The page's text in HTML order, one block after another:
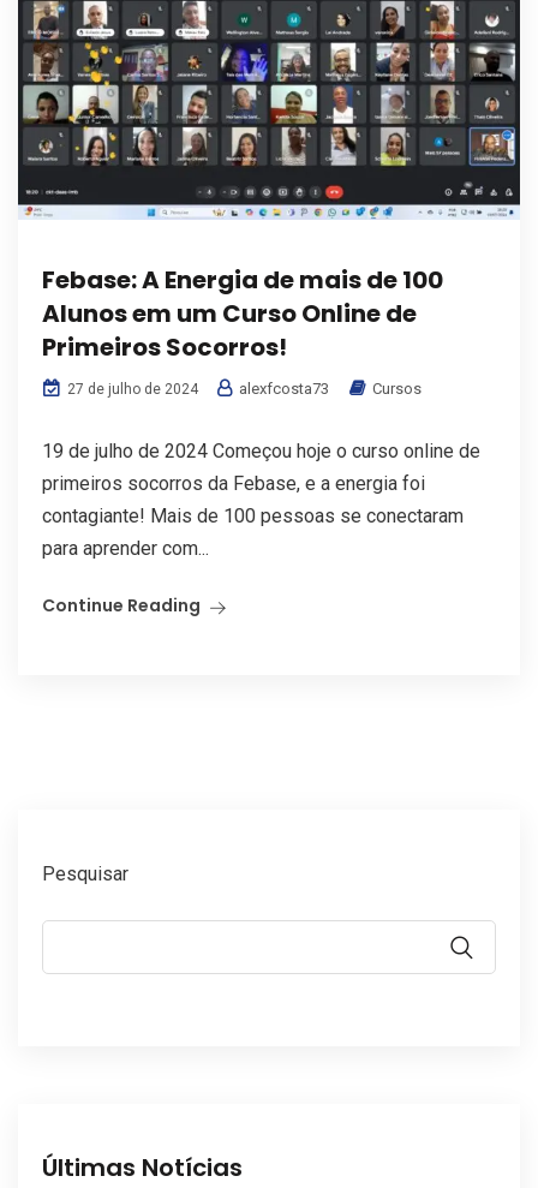
Febase: A Energia de mais de 100
Alunos em um Curso Online de
Primeiros Socorros!
27 de julho de 2024 alexfcosta73 Cursos
19 de julho de 2024 Começou hoje o curso online de
primeiros socorros da Febase, e a energia foi
contagiante! Mais de 100 pessoas se conectaram
para aprender com...
Continue Reading
Pesquisar
Últimas Notícias